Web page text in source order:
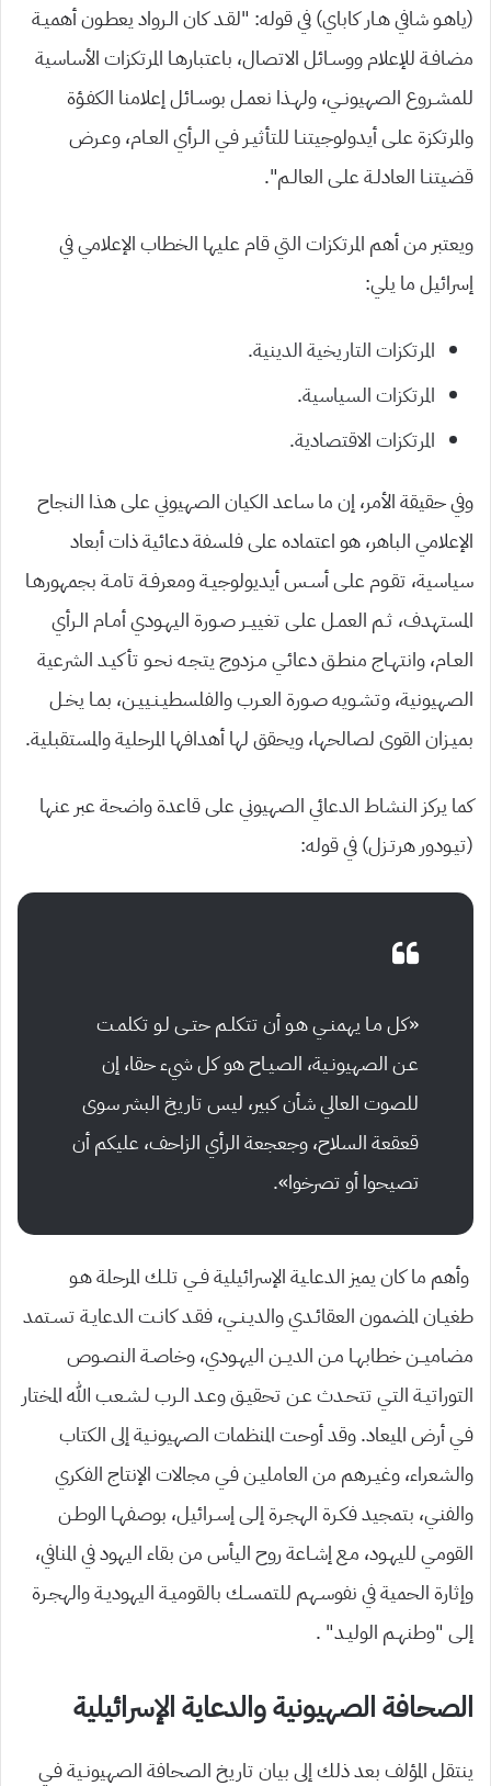
(ياهـو شافي هـار كاباي) في قوله: “لقـد كان الـرواد يعطـون أهميـة
مضافـة للإعلام ووسـائل الاتصال، باعتبارهـا المرتكزات الأساسية
للمشـروع الصهيونــي، ولهـذا نعمـل بوسـائل إعلامنا الكفـؤة
والمرتكزة علـى أيدولوجيتنـا للتأثيـر فـي الـرأي العـام، وعـرض
قضيتنـا العادلـة علـى العالـم”.
ويعتبر من أهم المرتكزات التي قام عليها الخطاب الإعلامي في
إسرائيل ما يلي:
المرتكزات التاريخية الدينية.
المرتكزات السياسية.
المرتكزات الاقتصادية.
وفي حقيقة الأمر، إن ما ساعد الكيان الصهيوني على هذا النجاح
الإعلامي الباهر، هو اعتماده على فلسفة دعائية ذات أبعاد
سياسية، تقـوم علـى أسـس أيديولوجيـة ومعرفـة تامـة بجمهورهـا
المستهدف، ثـم العمـل علـى تغييــر صـورة اليهـودي أمـام الـرأي
العـام، وانتهـاج منطـق دعائـي مـزدوج يتجـه نحـو تأكيـد الشرعية
الصهيونية، وتشـويه صـورة العـرب والفلسطيـنـييـن، بمـا يخـل
بميـزان القوى لصالحها، ويحقق لها أهدافها المرحلية والمستقبلية.
كما يركز النشاط الدعائي الصهيوني على قاعدة واضحة عبر عنها
(تيـودور هرتـزل) في قوله:
«كل مـا يهمنــي هـو أن تتكلـم حتــى لـو تكلمـت
عـن الصهيونـية، الصيـاح هو كل شيء حقا، إن
للصوت العالي شأن كبير، ليس تاريخ البشر سوى
قعقعة السلاح، وجعجعة الرأي الزاحف، عليكم أن
تصيحوا أو تصرخوا».
وأهم ما كان يميز الدعاـية الإسرائيلية فــي تلـك المرحلة هـو
طغيـان المضمون العقائـدي والديـنــي، فقـد كانـت الدعايـة تسـتمد
مضاميــن خطابهـا مـن الديــن اليهـودي، وخاصـة النصـوص
التوراتيـة التـي تتحـدث عـن تحقيـق وعـد الـرب لـشـعب الله المختار
فـي أرض الميعاد. وقد أوحت المنظمات الصهيونـية إلى الكتاب
والشعراء، وغيـرهم من العامليـن فـي مجالات الإنتاج الفكري
والفنـي، بتمجيد فكـرة الهجـرة إلـى إسـرائيل، بوصفهـا الوطـن
القومـي لليهـود، مـع إشـاعة روح اليأس من بقاء اليهود في المنافي،
وإثارة الحمية في نفوسـهم للتمسـك بالقوميـة اليهوديـة والهجـرة
إلـى “وطنهـم الوليـد” .
الصحافة الصهيونية والدعاية الإسرائيلية
ينتقل المؤلف بعد ذلك إلى بيان تاريخ الصحافة الصهيونـية فـي